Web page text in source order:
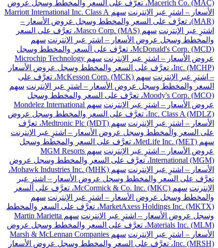
Macerich Co. (MAC)، تعرَّف على السعر والمخطط وسجل عروض
الأسعار – اشترِ عبر الإنترنت
سهم Marriott International Inc. Class A
(MAR)، تعرَّف على السعر والمخطط وسجل عروض الأسعار –
اشترِ عبر الإنترنت
سهم Masco Corp. (MAS)، تعرَّف على السعر
والمخطط وسجل عروض الأسعار – اشترِ عبر الإنترنت سهم
McDonald's Corp. (MCD)، تعرَّف على السعر والمخطط وسجل
عروض الأسعار – اشترِ عبر الإنترنت
سهم Microchip Technology
Inc. (MCHP)، تعرَّف على السعر والمخطط وسجل عروض الأسعار
– اشترِ عبر الإنترنت
سهم McKesson Corp. (MCK)، تعرَّف على
السعر والمخطط وسجل عروض الأسعار – اشترِ عبر الإنترنت سهم
Moody's Corp. (MCO)، تعرَّف على السعر والمخطط وسجل
عروض الأسعار – اشترِ عبر الإنترنت
سهم Mondelez International
Inc. Class A (MDLZ)، تعرَّف على السعر والمخطط وسجل عروض
الأسعار – اشترِ عبر الإنترنت
سهم Medtronic Plc (MDT)، تعرَّف
على السعر والمخطط وسجل عروض الأسعار – اشترِ عبر الإنترنت
سهم MetLife Inc. (MET)، تعرَّف على السعر والمخطط وسجل
عروض الأسعار – اشترِ عبر الإنترنت
سهم MGM Resorts
International (MGM)، تعرَّف على السعر والمخطط وسجل عروض
الأسعار – اشترِ عبر الإنترنت
سهم Mohawk Industries Inc. (MHK)،
تعرَّف على السعر والمخطط وسجل عروض الأسعار – اشترِ عبر
الإنترنت
سهم McCormick & Co. Inc. (MKC)، تعرَّف على السعر
والمخطط وسجل عروض الأسعار – اشترِ عبر الإنترنت سهم
MarketAxess Holdings Inc. (MKTX)، تعرَّف على السعر والمخطط
وسجل عروض الأسعار – اشترِ عبر الإنترنت
سهم Martin Marietta
Materials Inc. (MLM)، تعرَّف على السعر والمخطط وسجل عروض
الأسعار – اشترِ عبر الإنترنت
سهم Marsh & McLennan Companies
Inc. (MRSH)، تعرَّف على السعر والمخطط وسجل عروض الأسعار